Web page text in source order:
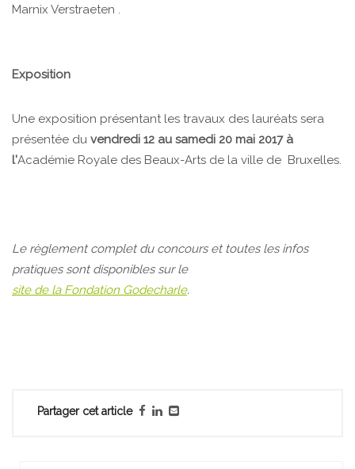
Marnix Verstraeten .
Exposition
Une exposition présentant les travaux des lauréats sera
présentée du vendredi 12 au samedi 20 mai 2017 à
l'Académie Royale des Beaux-Arts de la ville de Bruxelles.
Le règlement complet du concours et toutes les infos
pratiques sont disponibles sur le
site de la Fondation Godecharle.
Partager cet article